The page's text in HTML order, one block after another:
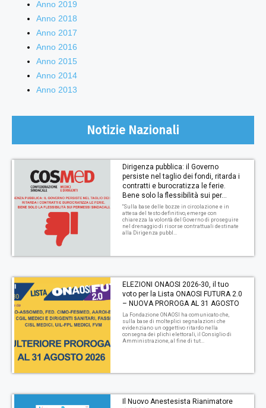
Anno 2019
Anno 2018
Anno 2017
Anno 2016
Anno 2015
Anno 2014
Anno 2013
Notizie Nazionali
Dirigenza pubblica: il Governo
persiste nel taglio dei fondi, ritarda i
contratti e burocratizza le ferie.
Bene solo la flessibilità sui per...
“Sulla base delle bozze in circolazione e in
attesa del testo definitivo, emerge con
chiarezza la volontà del Governo di proseguire
nel drenaggio di risorse contrattuali destinate
alla Dirigenza pubbl...
ELEZIONI ONAOSI 2026-30, il tuo
voto per la Lista ONAOSI FUTURA 2.0
– NUOVA PROROGA AL 31 AGOSTO
La Fondazione ONAOSI ha comunicato che,
sulla base di molteplici segnalazioni che
evidenziano un oggettivo ritardo nella
consegna dei plichi elettorali, il Consiglio di
Amministrazione, al fine di tut...
Il Nuovo Anestesista Rianimatore